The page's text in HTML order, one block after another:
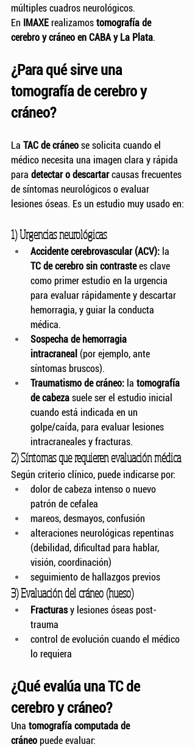
múltiples cuadros neurológicos.
En IMAXE realizamos tomografía de
cerebro y cráneo en CABA y La Plata.
¿Para qué sirve una
tomografía de cerebro y
cráneo?
La TAC de cráneo se solicita cuando el
médico necesita una imagen clara y rápida
para detectar o descartar causas frecuentes
de síntomas neurológicos o evaluar
lesiones óseas. Es un estudio muy usado en:
1) Urgencias neurológicas
Accidente cerebrovascular (ACV): la
TC de cerebro sin contraste es clave
como primer estudio en la urgencia
para evaluar rápidamente y descartar
hemorragia, y guiar la conducta
médica.
Sospecha de hemorragia
intracraneal (por ejemplo, ante
síntomas bruscos).
Traumatismo de cráneo: la tomografía
de cabeza suele ser el estudio inicial
cuando está indicada en un
golpe/caída, para evaluar lesiones
intracraneales y fracturas.
2) Síntomas que requieren evaluación médica
Según criterio clínico, puede indicarse por:
dolor de cabeza intenso o nuevo
patrón de cefalea
mareos, desmayos, confusión
alteraciones neurológicas repentinas
(debilidad, dificultad para hablar,
visión, coordinación)
seguimiento de hallazgos previos
3) Evaluación del cráneo (hueso)
Fracturas y lesiones óseas post-
trauma
control de evolución cuando el médico
lo requiera
¿Qué evalúa una TC de
cerebro y cráneo?
Una tomografía computada de
cráneo puede evaluar: